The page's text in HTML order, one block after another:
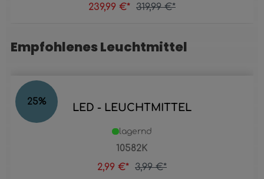
239,99 €* 319,99 €*
Produktgalerie überspringen
Empfohlenes Leuchtmittel
25% LED - LEUCHTMITTEL
10582K
lagernd
2,99 €* 3,99 €*